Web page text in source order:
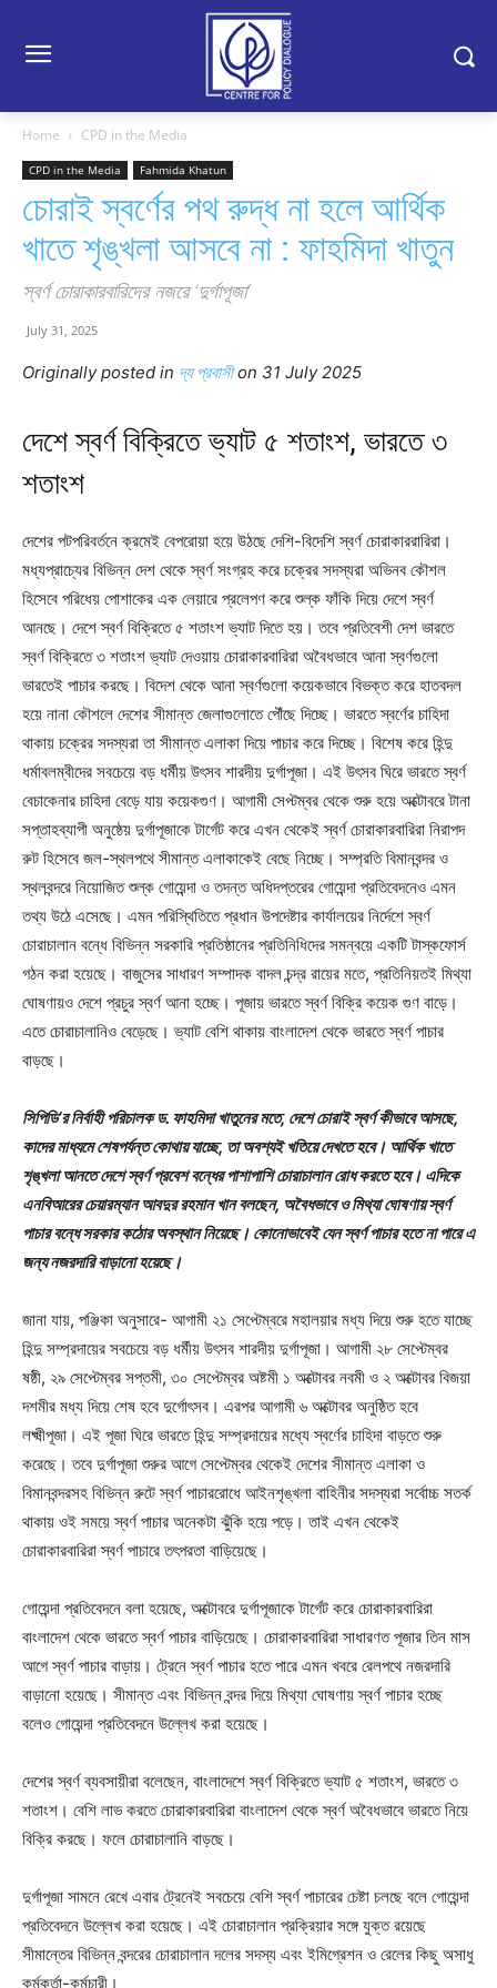
Home CPD in the Media
CPD in the Media Fahmida Khatun
চোরাই স্বর্ণের পথ রুদ্ধ না হলে আর্থিক
খাতে শৃঙ্খলা আসবে না : ফাহমিদা খাতুন
স্বর্ণ চোরাকারবারিদের নজরে ‘দুর্গাপূজা’
July 31, 2025
Originally posted in দ্য প্রবাসীon 31 July 2025
দেশে স্বর্ণ বিক্রিতে ভ্যাট ৫ শতাংশ, ভারতে ৩
শতাংশ
দেশের পটপরিবর্তনে ক্রমেই বেপরোয়া হয়ে উঠছে দেশি-বিদেশি স্বর্ণ চোরাকাররারিরা।
মধ্যপ্রাচ্যের বিভিন্ন দেশ থেকে স্বর্ণ সংগ্রহ করে চক্রের সদস্যরা অভিনব কৌশল
হিসেবে পরিধেয় পোশাকের এক লেয়ারে প্রলেপণ করে শুল্ক ফাঁকি দিয়ে দেশে স্বর্ণ
আনছে। দেশে স্বর্ণ বিক্রিতে ৫ শতাংশ ভ্যাট দিতে হয়। তবে প্রতিবেশী দেশ ভারতে
স্বর্ণ বিক্রিতে ৩ শতাংশ ভ্যাট দেওয়ায় চোরাকারবারিরা অবৈধভাবে আনা স্বর্ণগুলো
ভারতেই পাচার করছে। বিদেশ থেকে আনা স্বর্ণগুলো কয়েকভাবে বিভক্ত করে হাতবদল
হয়ে নানা কৌশলে দেশের সীমান্ত জেলাগুলোতে পৌঁছে দিচ্ছে। ভারতে স্বর্ণের চাহিদা
থাকায় চক্রের সদস্যরা তা সীমান্ত এলাকা দিয়ে পাচার করে দিচ্ছে। বিশেষ করে হিন্দু
ধর্মাবলম্বীদের সবচেয়ে বড় ধর্মীয় উৎসব শারদীয় দুর্গাপূজা। এই উৎসব ঘিরে ভারতে স্বর্ণ
বেচাকেনার চাহিদা বেড়ে যায় কয়েকগুণ। আগামী সেপ্টম্বর থেকে শুরু হয়ে অক্টোবরে টানা
সপ্তাহব্যাপী অনুষ্ঠেয় দুর্গাপূজাকে টার্গেট করে এখন থেকেই স্বর্ণ চোরাকারবারিরা নিরাপদ
রুট হিসেবে জল-স্থলপথে সীমান্ত এলাকাকেই বেছে নিচ্ছে। সম্প্রতি বিমানবন্দর ও
স্থলবন্দরে নিয়োজিত শুল্ক গোয়েন্দা ও তদন্ত অধিদপ্তরের গোয়েন্দা প্রতিবেদনেও এমন
তথ্য উঠে এসেছে। এমন পরিস্থিতিতে প্রধান উপদেষ্টার কার্যালয়ের নির্দেশে স্বর্ণ
চোরাচালান বন্ধে বিভিন্ন সরকারি প্রতিষ্ঠানের প্রতিনিধিদের সমন্বয়ে একটি টাস্কফোর্স
গঠন করা হয়েছে। বাজুসের সাধারণ সম্পাদক বাদল চন্দ্র রায়ের মতে, প্রতিনিয়তই মিথ্যা
ঘোষণায়ও দেশে প্রচুর স্বর্ণ আনা হচ্ছে। পূজায় ভারতে স্বর্ণ বিক্রি কয়েক গুণ বাড়ে।
এতে চোরাচালানিও বেড়েছে। ভ্যাট বেশি থাকায় বাংলাদেশ থেকে ভারতে স্বর্ণ পাচার
বাড়ছে।
সিপিডি’র নির্বাহী পরিচালক ড. ফাহমিদা খাতুনের মতে, দেশে চোরাই স্বর্ণ কীভাবে আসছে,
কাদের মাধ্যমে শেষপর্যন্ত কোথায় যাচ্ছে, তা অবশ্যই খতিয়ে দেখতে হবে। আর্থিক খাতে
শৃঙ্খলা আনতে দেশে স্বর্ণ প্রবেশ বন্ধের পাশাপাশি চোরাচালান রোধ করতে হবে। এদিকে
এনবিআরের চেয়ারম্যান আবদুর রহমান খান বলছেন, অবৈধভাবে ও মিথ্যা ঘোষণায় স্বর্ণ
পাচার বন্ধে সরকার কঠোর অবস্থান নিয়েছে। কোনোভাবেই যেন স্বর্ণ পাচার হতে না পারে এ
জন্য নজরদারি বাড়ানো হয়েছে।
জানা যায়, পঞ্জিকা অনুসারে- আগামী ২১ সেপ্টেম্বরে মহালয়ার মধ্য দিয়ে শুরু হতে যাচ্ছে
হিন্দু সম্প্রদায়ের সবচেয়ে বড় ধর্মীয় উৎসব শারদীয় দুর্গাপূজা। আগামী ২৮ সেপ্টেম্বর
ষষ্ঠী, ২৯ সেপ্টেম্বর সপ্তমী, ৩০ সেপ্টেম্বর অষ্টমী ১ অক্টোবর নবমী ও ২ অক্টোবর বিজয়া
দশমীর মধ্য দিয়ে শেষ হবে দুর্গোৎসব। এরপর আগামী ৬ অক্টোবর অনুষ্ঠিত হবে
লক্ষ্মীপূজা। এই পূজা ঘিরে ভারতে হিন্দু সম্প্রদায়ের মধ্যে স্বর্ণের চাহিদা বাড়তে শুরু
করেছে। তবে দুর্গাপূজা শুরুর আগে সেপ্টেম্বর থেকেই দেশের সীমান্ত এলাকা ও
বিমানবন্দরসহ বিভিন্ন রুটে স্বর্ণ পাচাররোধে আইনশৃঙ্খলা বাহিনীর সদস্যরা সর্বোচ্চ সতর্ক
থাকায় ওই সময়ে স্বর্ণ পাচার অনেকটা ঝুঁকি হয়ে পড়ে। তাই এখন থেকেই
চোরাকারবারিরা স্বর্ণ পাচারে তৎপরতা বাড়িয়েছে।
গোয়েন্দা প্রতিবেদনে বলা হয়েছে, অক্টোবরে দুর্গাপূজাকে টার্গেট করে চোরাকারবারিরা
বাংলাদেশ থেকে ভারতে স্বর্ণ পাচার বাড়িয়েছে। চোরাকারবারিরা সাধারণত পূজার তিন মাস
আগে স্বর্ণ পাচার বাড়ায়। ট্রেনে স্বর্ণ পাচার হতে পারে এমন খবরে রেলপথে নজরদারি
বাড়ানো হয়েছে। সীমান্ত এবং বিভিন্ন বন্দর দিয়ে মিথ্যা ঘোষণায় স্বর্ণ পাচার হচ্ছে
বলেও গোয়েন্দা প্রতিবেদনে উল্লেখ করা হয়েছে।
দেশের স্বর্ণ ব্যবসায়ীরা বলেছেন, বাংলাদেশে স্বর্ণ বিক্রিতে ভ্যাট ৫ শতাংশ, ভারতে ৩
শতাংশ। বেশি লাভ করতে চোরাকারবারিরা বাংলাদেশ থেকে স্বর্ণ অবৈধভাবে ভারতে নিয়ে
বিক্রি করছে। ফলে চোরাচালানি বাড়ছে।
দুর্গাপূজা সামনে রেখে এবার ট্রেনেই সবচেয়ে বেশি স্বর্ণ পাচারের চেষ্টা চলছে বলে গোয়েন্দা
প্রতিবেদনে উল্লেখ করা হয়েছে। এই চোরাচালান প্রক্রিয়ার সঙ্গে যুক্ত রয়েছে
সীমান্তের বিভিন্ন বন্দরের চোরাচালান দলের সদস্য এবং ইমিগ্রেশন ও রেলের কিছু অসাধু
কর্মকর্তা-কর্মচারী।